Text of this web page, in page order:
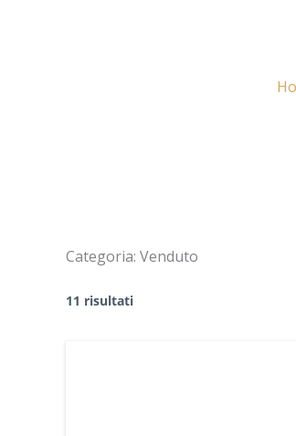
Categoria: Venduto
11 risultati